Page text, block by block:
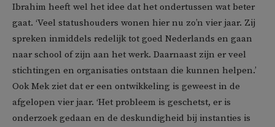
Ibrahim heeft wel het idee dat het ondertussen wat beter
gaat. ‘Veel statushouders wonen hier nu zo’n vier jaar. Zij
spreken inmiddels redelijk tot goed Nederlands en gaan
naar school of zijn aan het werk. Daarnaast zijn er veel
stichtingen en organisaties ontstaan die kunnen helpen.’
Ook Mek ziet dat er een ontwikkeling is geweest in de
afgelopen vier jaar. ‘Het probleem is geschetst, er is
onderzoek gedaan en de deskundigheid bij instanties is